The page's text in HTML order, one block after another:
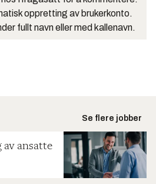
oppretting av brukerkonto.
fullt navn eller med kallenavn.
Se flere jobber
av ansatte